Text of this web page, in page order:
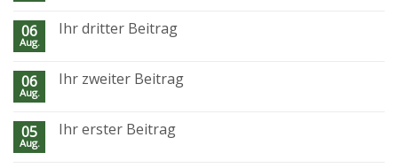
06
Aug.
Ihr dritter Beitrag
06
Aug.
Ihr zweiter Beitrag
05
Aug.
Ihr erster Beitrag